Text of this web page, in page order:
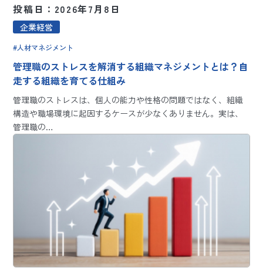
投稿日：2026年7月8日
企業経営
人材マネジメント
管理職のストレスを解消する組織マネジメントとは？自
走する組織を育てる仕組み
管理職のストレスは、個人の能力や性格の問題ではなく、組織
構造や職場環境に起因するケースが少なくありません。実は、
管理職の…